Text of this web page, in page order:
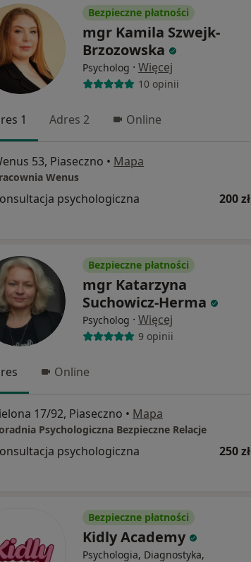
Bezpieczne płatności
mgr Kamila Szwejk-
Brzozowska
Psycholog · Więcej
10 opinii
1 Adres 2 Online
53, Piaseczno • Mapa
Wenus
psychologiczna 200 zł
Bezpieczne płatności
mgr Katarzyna
Suchowicz-Herma
Psycholog · Więcej
9 opinii
Online
17/92, Piaseczno • Mapa
Psychologiczna Bezpieczne Relacje
psychologiczna 250 zł
Bezpieczne płatności
Kidly Academy
Psychologia, Diagnostyka,